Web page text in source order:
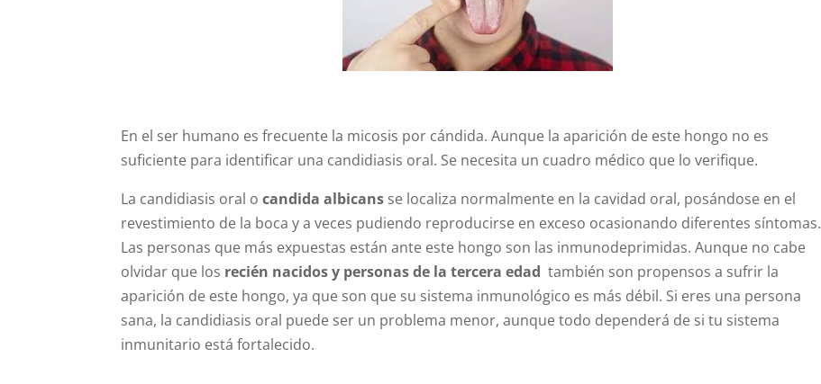
En el ser humano es frecuente la micosis por cándida. Aunque la aparición de este hongo no es
suficiente para identificar una candidiasis oral. Se necesita un cuadro médico que lo verifique.
La candidiasis oral ocandida albicans se localiza normalmente en la cavidad oral, posándose en el
revestimiento de la boca y a veces pudiendo reproducirse en exceso ocasionando diferentes síntomas.
Las personas que más expuestas están ante este hongo son las inmunodeprimidas. Aunque no cabe
olvidar que los recién nacidos y personas de la tercera edadtambién son propensos a sufrir la
aparición de este hongo, ya que son que su sistema inmunológico es más débil. Si eres una persona
sana, la candidiasis oral puede ser un problema menor, aunque todo dependerá de si tu sistema
inmunitario está fortalecido.